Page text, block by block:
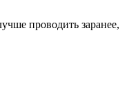
проводить заранее,